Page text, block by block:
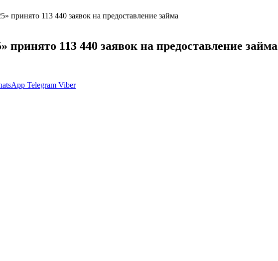
принято 113 440 заявок на предоставление займа
113 440 заявок на предоставление займа
Telegram Viber